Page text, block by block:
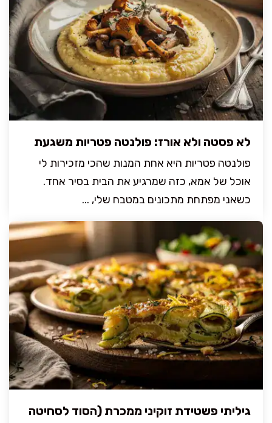
לא פסטה ולא אורז: פולנטה פטריות משגעת
פולנטה פטריות היא אחת המנות שהכי מזכירות לי
אוכל של אמא, כזה שמרגיע את הבית בסיר אחד.
כשאני מפתחת מתכונים במטבח שלי, ...
גיליתי פשטידת זוקיני ממכרת (הסוד לסחיטה